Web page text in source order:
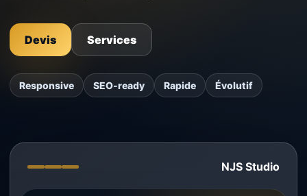
Devis Services
Responsive SEO-ready Rapide Évolutif
NJS Studio